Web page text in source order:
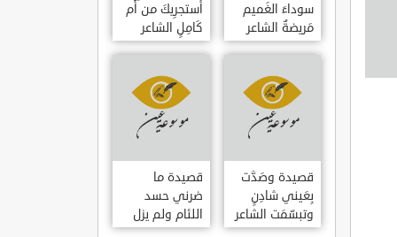
سوداءَ الغَميم
مَريضةٌ الشاعر
العوام بن عقبة
أستجرِيكَ من أُم
كَامِلٍ الشاعر
العوام بن عقبة
قصيدة وصَدَّت
بِعَيني شادِنٍ
وتبسّمَت الشاعر
العوام بن عقبة
قصيدة ما
ضرني حسد
اللئام ولم يزل
الشاعر عمارة بن